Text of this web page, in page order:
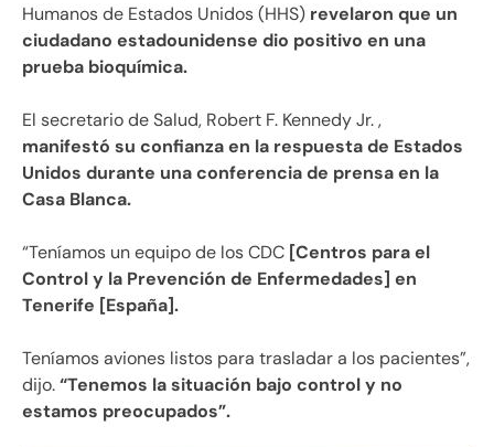
Humanos de Estados Unidos (HHS) revelaron que un
ciudadano estadounidense dio positivo en una
prueba bioquímica.
El secretario de Salud, Robert F. Kennedy Jr. ,
manifestó su confianza en la respuesta de Estados
Unidos durante una conferencia de prensa en la
Casa Blanca.
“Teníamos un equipo de los CDC [Centros para el
Control y la Prevención de Enfermedades] en
Tenerife [España].
Teníamos aviones listos para trasladar a los pacientes”,
dijo.“Tenemos la situación bajo control y no
estamos preocupados”.